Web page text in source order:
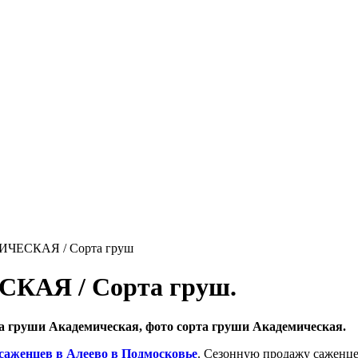
/ Сорта груш
/ Сорта груш.
Академическая, фото сорта груши Академическая.
в Алеево в Подмосковье. Сезонную продажу